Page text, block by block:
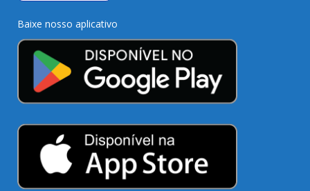
Baixe nosso aplicativo